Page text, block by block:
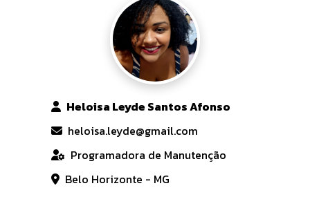
Heloisa Leyde Santos Afonso
heloisa.leyde@gmail.com
Programadora de Manutenção
Belo Horizonte - MG